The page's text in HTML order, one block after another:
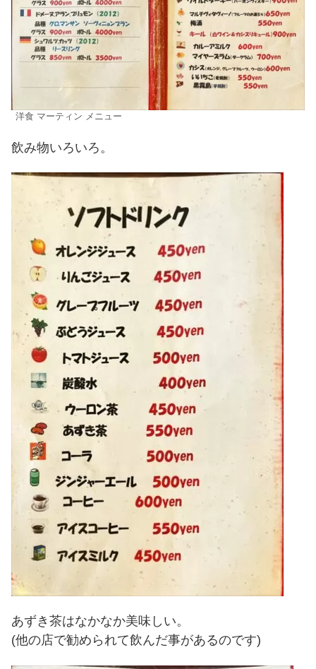
洋食 マーティン メニュー
飲み物いろいろ。
あずき茶はなかなか美味しい。
(他の店で勧められて飲んだ事があるのです)